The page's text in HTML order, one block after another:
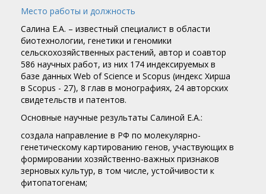
Место работы и должность
Салина Е.А. – известный специалист в области
биотехнологии, генетики и геномики
сельскохозяйственных растений, автор и соавтор
586 научных работ, из них 174 индексируемых в
базе данных Web of Science и Scopus (индекс Хирша
в Scopus - 27), 8 глав в монографиях, 24 авторских
свидетельств и патентов.
Основные научные результаты Салиной Е.А.:
создала направление в РФ по молекулярно-
генетическому картированию генов, участвующих в
формировании хозяйственно-важных признаков
зерновых культур, в том числе, устойчивости к
фитопатогенам;